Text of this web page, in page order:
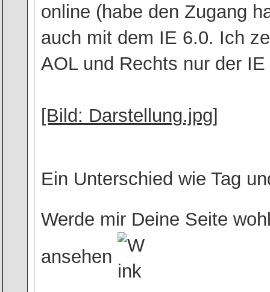
online (habe den Zugang
auch mit dem IE 6.0. Ich
AOL und Rechts nur der
[Bild: Darstellung.jpg]
Ein Unterschied wie Tag
Werde mir Deine Seite
ansehen